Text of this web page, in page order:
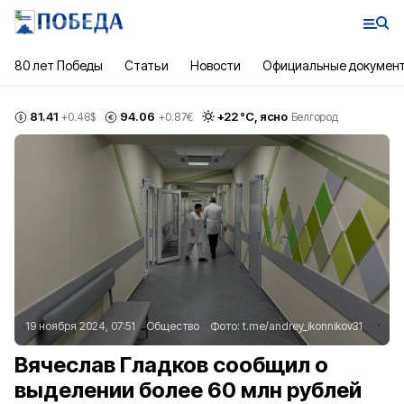
80 лет Победы Статьи Новости Официальные
81.41 +0.48$ 94.06 +0.87€ +22°С, ясно Белгород
19 ноября 2024, 07:51 Общество Фото: t.me/andrey_ikonnikov31
Вячеслав Гладков сообщил о
выделении более 60 млн рублей